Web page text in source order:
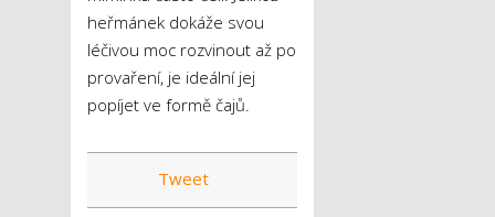
heřmánek dokáže svou
léčivou moc rozvinout až po
provaření, je ideální jej
popíjet ve formě čajů.
Tweet